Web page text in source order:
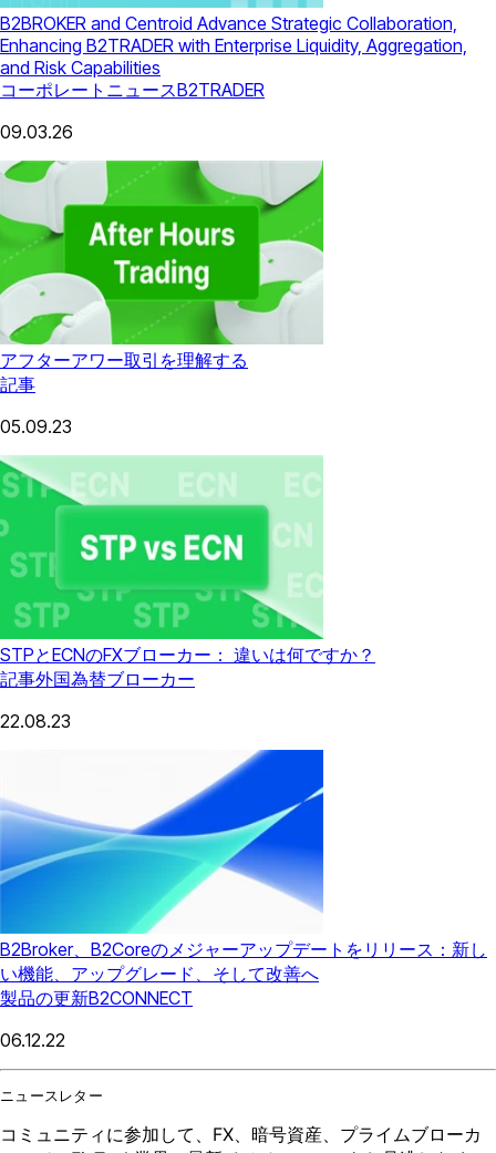
B2BROKER and Centroid Advance Strategic Collaboration,
Enhancing B2TRADER with Enterprise Liquidity, Aggregation,
and Risk Capabilities
コーポレートニュースB2TRADER
09.03.26
アフターアワー取引を理解する
記事
05.09.23
STPとECNのFXブローカー： 違いは何ですか？
記事外国為替ブローカー
22.08.23
B2Broker、B2Coreのメジャーアップデートをリリース：新し
い機能、アップグレード、そして改善へ
製品の更新B2CONNECT
06.12.22
ニュースレター
コミュニティに参加して、FX、暗号資産、プライムブローカ